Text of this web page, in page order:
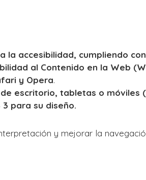
accesibilidad, cumpliendo
al Contenido en la Web
y Opera.
escritorio, tabletas o móviles
para su diseño.
y mejorar la